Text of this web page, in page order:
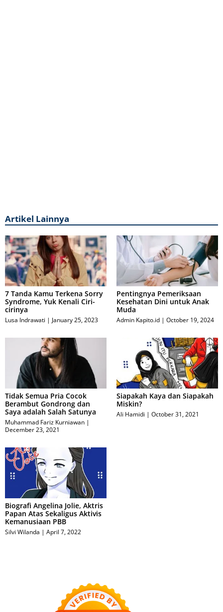
Artikel Lainnya
7 Tanda Kamu Terkena Sorry
Syndrome, Yuk Kenali Ciri-
cirinya
Lusa Indrawati January 25, 2023
Pentingnya Pemeriksaan
Kesehatan Dini untuk Anak
Muda
Admin Kapito.id October 19, 2024
Tidak Semua Pria Cocok
Berambut Gondrong dan
Saya adalah Salah Satunya
Muhammad Fariz Kurniawan
December 23, 2021
Siapakah Kaya dan Siapakah
Miskin?
Ali Hamidi October 31, 2021
Biografi Angelina Jolie, Aktris
Papan Atas Sekaligus Aktivis
Kemanusiaan PBB
Silvi Wilanda April 7, 2022